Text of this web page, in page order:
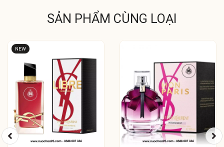
SẢN PHẨM CÙNG LOẠI
NEW